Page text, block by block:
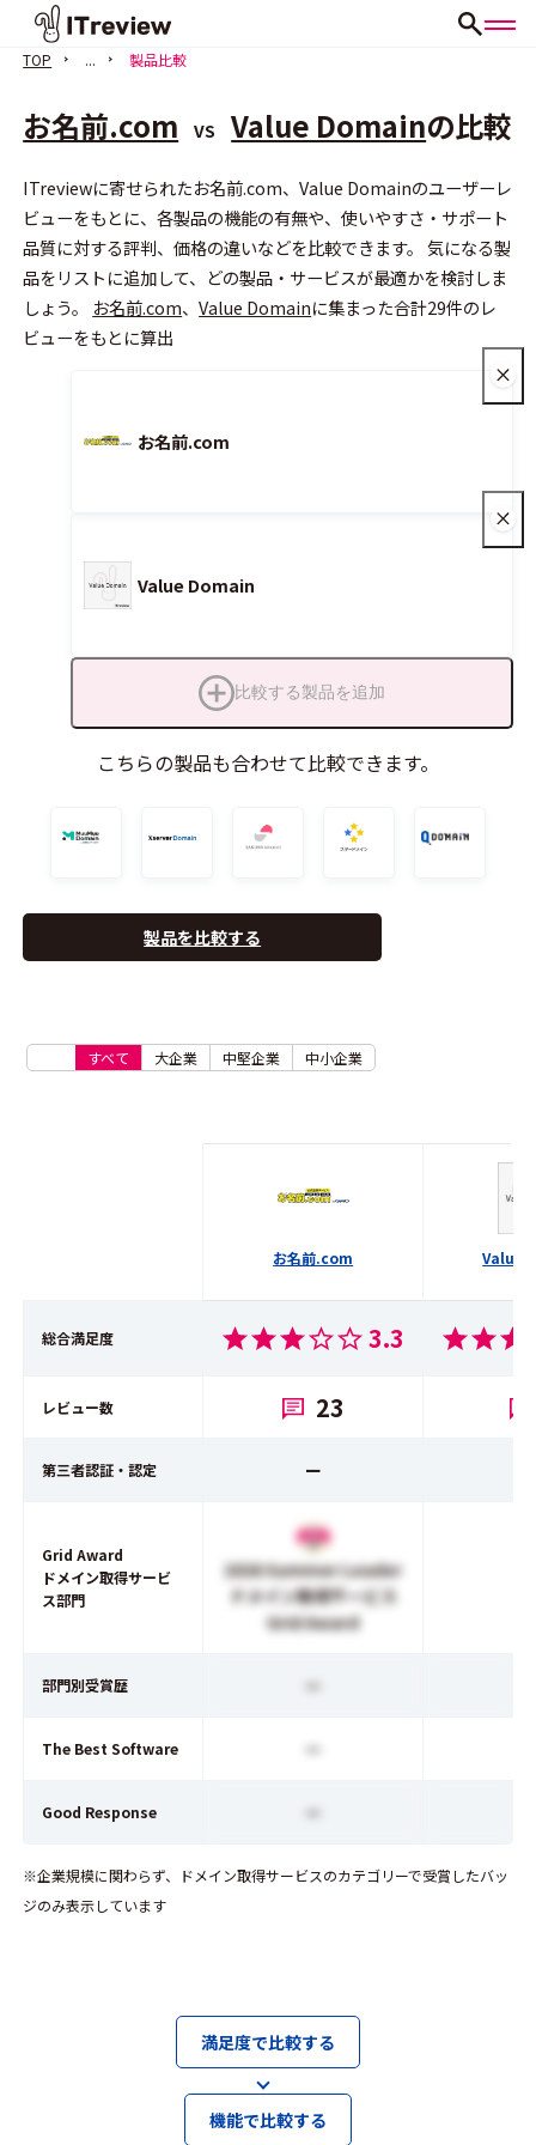
TOP ... 製品比較
お名前.com VS Value Domainの比較
ITreviewに寄せられたお名前.com、Value Domainのユーザーレ
ビューをもとに、各製品の機能の有無や、使いやすさ・サポート
品質に対する評判、価格の違いなどを比較できます。 気になる製
品をリストに追加して、どの製品・サービスが最適かを検討しま
しょう。 お名前.com、Value Domainに集まった合計29件のレ
ビューをもとに算出
お名前.com
Value Domain
比較する製品を追加
こちらの製品も合わせて比較できます。
製品を比較する
すべて 大企業 中堅企業 中小企業
会員登録（無料）
お名前.com Value
総合満足度 3.3
レビュー数 23
第三者認証・認定 ー
Grid Award
ドメイン取得サービ
ス部門
2026 Summer Leader
ドメイン取得サービス
Grid Award
部門別受賞歴 ー
The Best Software ー
Good Response ー
※企業規模に関わらず、ドメイン取得サービスのカテゴリーで受賞したバッ
ジのみ表示しています
満足度で比較する
機能で比較する